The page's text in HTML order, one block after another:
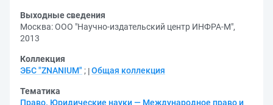
Выходные сведения
Москва: ООО "Научно-издательский центр ИНФРА-М",
2013
Коллекция
ЭБС "ZNANIUM" ; Общая коллекция
Тематика
Право. Юридические науки — Международное право и